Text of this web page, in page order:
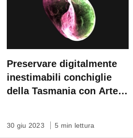
Preservare digitalmente
inestimabili conchiglie
della Tasmania con Artec
30 giu 2023 5 min lettura